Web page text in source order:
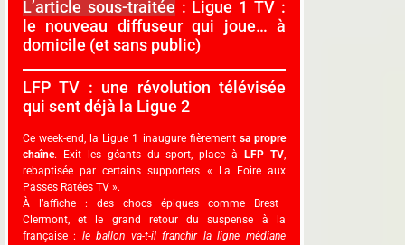
L’article sous-traitée : Ligue 1 TV :
le nouveau diffuseur qui joue… à
domicile (et sans public)
LFP TV : une révolution télévisée
qui sent déjà la Ligue 2
Ce week-end, la Ligue 1 inaugure fièrement sa propre
chaîne. Exit les géants du sport, place à LFP TV,
rebaptisée par certains supporters « La Foire aux
Passes Ratées TV ».
À l’affiche : des chocs épiques comme Brest–
Clermont, et le grand retour du suspense à la
française : le ballon va-t-il franchir la ligne médiane